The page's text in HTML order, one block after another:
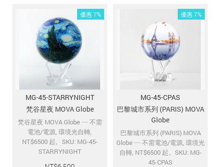
優惠 7%
MG-45-STARRYNIGHT
梵谷星夜 MOVA Globe
梵谷星夜 MOVA Globe ─ 不需
電池/電源, 環境光自轉,
NT$6500 起。SKU: MG-45-
STARRYNIGHT
優惠 7%
MG-45-CPAS
巴黎城市系列 (PARIS) MOVA
Globe
巴黎城市系列 (PARIS) MOVA
Globe ─ 不需電池/電源, 環境光
自轉, NT$6500 起。SKU: MG-
45-CPAS